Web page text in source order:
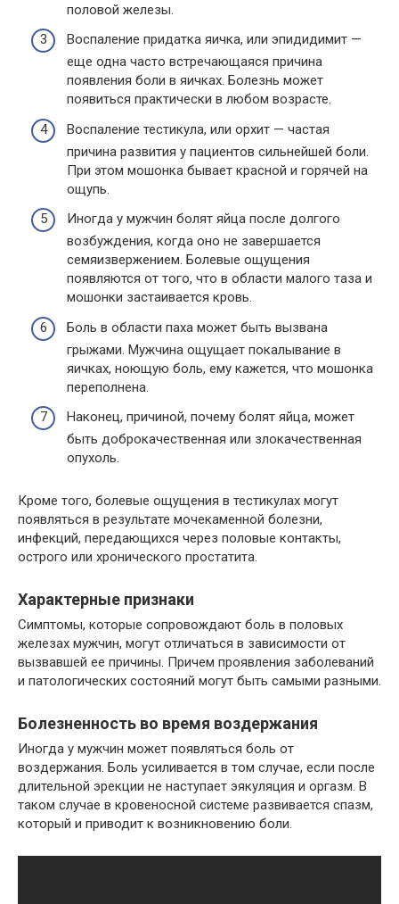
половой железы.
Воспаление придатка яичка, или эпидидимит —
еще одна часто встречающаяся причина
появления боли в яичках. Болезнь может
появиться практически в любом возрасте.
Воспаление тестикула, или орхит — частая
причина развития у пациентов сильнейшей боли.
При этом мошонка бывает красной и горячей на
ощупь.
Иногда у мужчин болят яйца после долгого
возбуждения, когда оно не завершается
семяизвержением. Болевые ощущения
появляются от того, что в области малого таза и
мошонки застаивается кровь.
Боль в области паха может быть вызвана
грыжами. Мужчина ощущает покалывание в
яичках, ноющую боль, ему кажется, что мошонка
переполнена.
Наконец, причиной, почему болят яйца, может
быть доброкачественная или злокачественная
опухоль.
Кроме того, болевые ощущения в тестикулах могут
появляться в результате мочекаменной болезни,
инфекций, передающихся через половые контакты,
острого или хронического простатита.
Характерные признаки
Симптомы, которые сопровождают боль в половых
железах мужчин, могут отличаться в зависимости от
вызвавшей ее причины. Причем проявления заболеваний
и патологических состояний могут быть самыми разными.
Болезненность во время воздержания
Иногда у мужчин может появляться боль от
воздержания. Боль усиливается в том случае, если после
длительной эрекции не наступает эякуляция и оргазм. В
таком случае в кровеносной системе развивается спазм,
который и приводит к возникновению боли.